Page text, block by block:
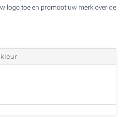
logo toe en promoot uw merk over de
kleur